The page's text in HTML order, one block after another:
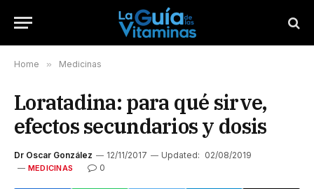
Home » Medicinas
Loratadina: para qué sirve,
efectos secundarios y dosis
Dr Oscar González 12/11/2017 Updated: 02/08/2019
MEDICINAS 0